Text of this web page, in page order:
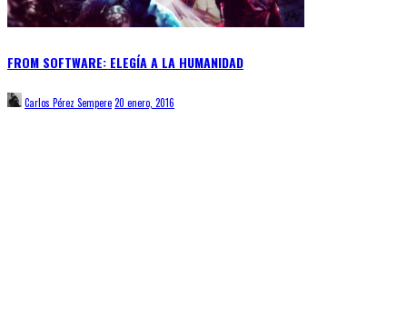
FROM SOFTWARE: ELEGÍA A LA HUMANIDAD
Carlos Pérez Sempere20 enero, 2016